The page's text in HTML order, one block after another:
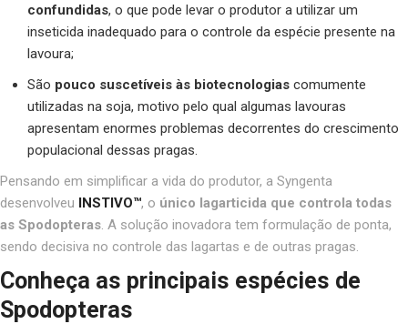
confundidas, o que pode levar o produtor a utilizar um
inseticida inadequado para o controle da espécie presente na
lavoura;
São pouco suscetíveis às biotecnologias comumente
utilizadas na soja, motivo pelo qual algumas lavouras
apresentam enormes problemas decorrentes do crescimento
populacional dessas pragas.
Pensando em simplificar a vida do produtor, a Syngenta
desenvolveu INSTIVO™, o único lagarticida que controla todas
as Spodopteras. A solução inovadora tem formulação de ponta,
sendo decisiva no controle das lagartas e de outras pragas.
Conheça as principais espécies de
Spodopteras